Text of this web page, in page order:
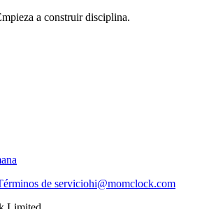
a construir disciplina.
de serviciohi@momclock.com